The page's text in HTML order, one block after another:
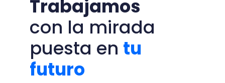
Trabajamos
con la mirada
puesta en tu
futuro